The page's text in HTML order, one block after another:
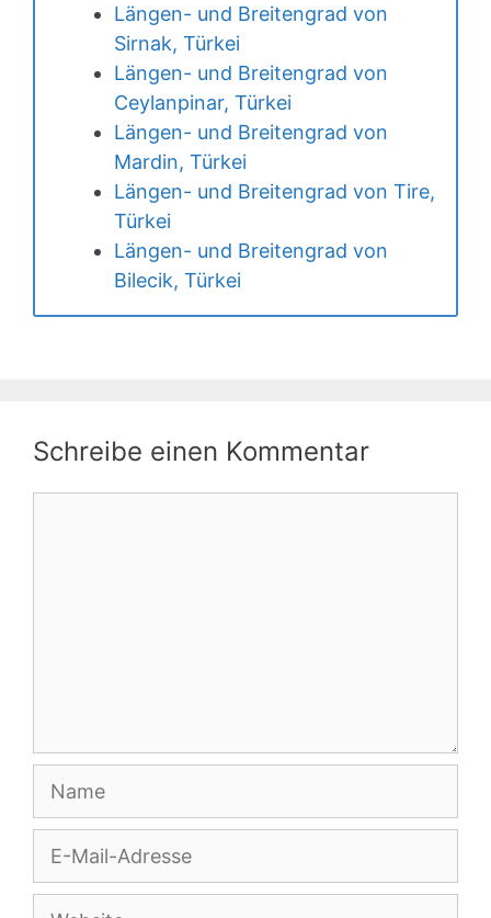
Längen- und Breitengrad von
Sirnak, Türkei
Längen- und Breitengrad von
Ceylanpinar, Türkei
Längen- und Breitengrad von
Mardin, Türkei
Längen- und Breitengrad von Tire,
Türkei
Längen- und Breitengrad von
Bilecik, Türkei
Schreibe einen Kommentar
Adresse
Website